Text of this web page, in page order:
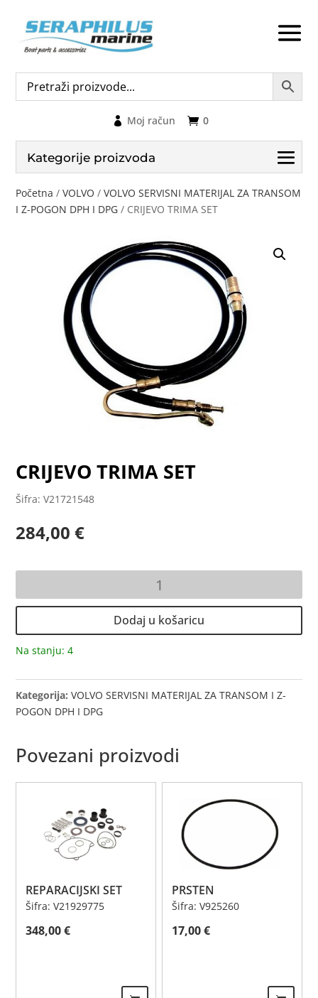
0
Moj račun
Kategorije proizvoda
Početna /VOLVO /VOLVO SERVISNI MATERIJAL ZA TRANSOM
I Z-POGON DPH I DPG / CRIJEVO TRIMA SET
CRIJEVO TRIMA SET
Šifra: V21721548
284,00€
SET
Dodaj u košaricu
Na stanju: 4
Kategorija:VOLVO SERVISNI MATERIJAL ZA TRANSOM I Z-
POGON DPH I DPG
Povezani proizvodi
REPARACIJSKI SET
Šifra: V21929775
348,00€
PRSTEN
Šifra: V925260
17,00€